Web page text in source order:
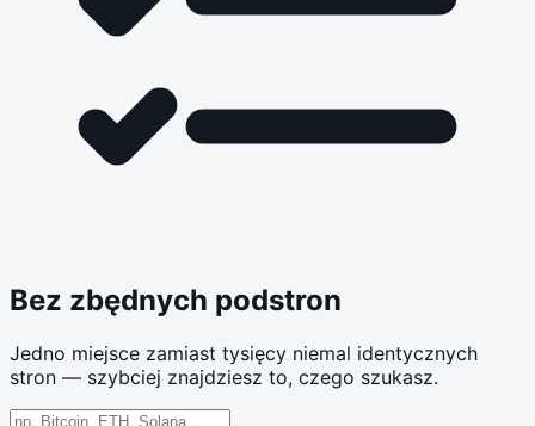
Bez zbędnych podstron
Jedno miejsce zamiast tysięcy niemal identycznych
stron — szybciej znajdziesz to, czego szukasz.